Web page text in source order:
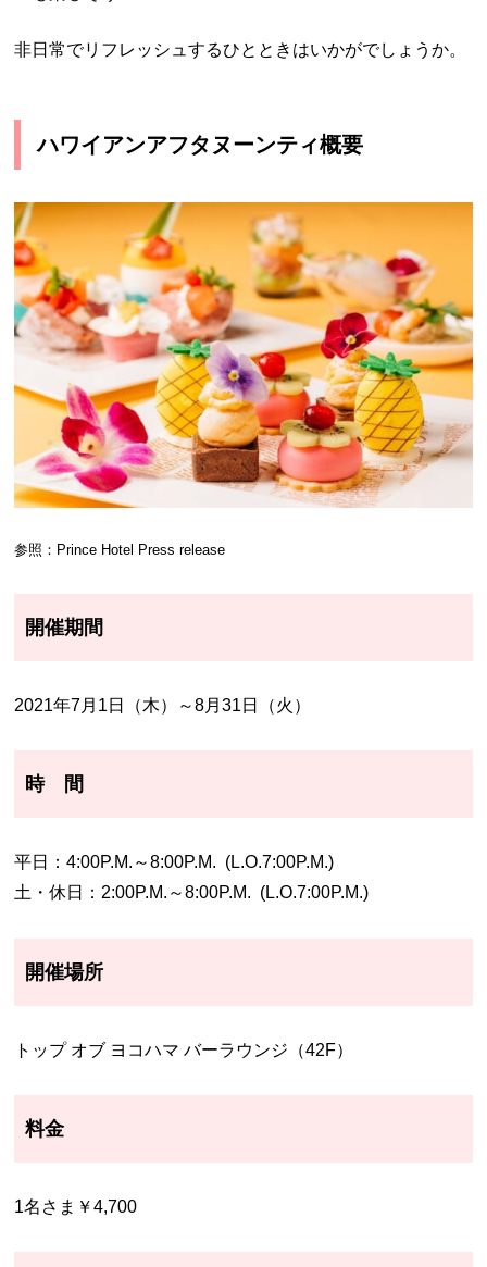
非日常でリフレッシュするひとときはいかがでしょうか。
ハワイアンアフタヌーンティ概要
参照：Prince Hotel Press release
開催期間
2021年7月1日（木）～8月31日（火）
時 間
平日：4:00P.M.～8:00P.M. (L.O.7:00P.M.)
土・休日：2:00P.M.～8:00P.M. (L.O.7:00P.M.)
開催場所
トップ オブ ヨコハマ バーラウンジ（42F）
料金
1名さま￥4,700